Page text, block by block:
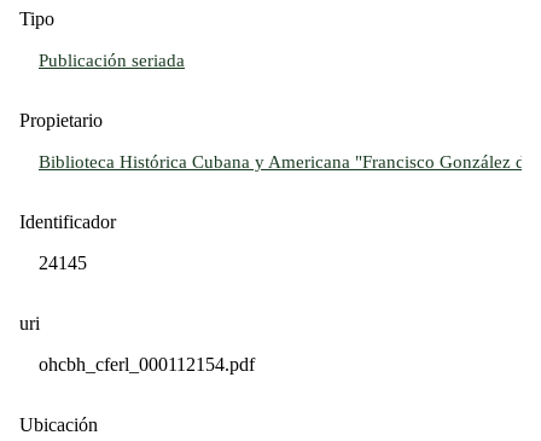
Tipo
Publicación seriada
Propietario
Biblioteca Histórica Cubana y Americana "Francisco González
Identificador
24145
uri
ohcbh_cferl_000112154.pdf
Ubicación